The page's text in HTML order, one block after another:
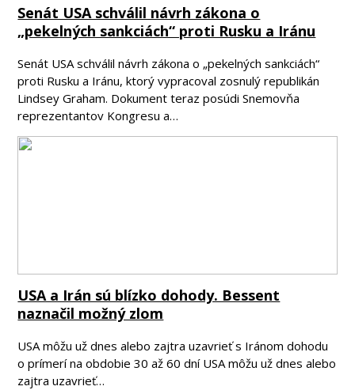
Senát USA schválil návrh zákona o
„pekelných sankciách“ proti Rusku a Iránu
Senát USA schválil návrh zákona o „pekelných sankciách“
proti Rusku a Iránu, ktorý vypracoval zosnulý republikán
Lindsey Graham. Dokument teraz posúdi Snemovňa
reprezentantov Kongresu a…
USA a Irán sú blízko dohody. Bessent
naznačil možný zlom
USA môžu už dnes alebo zajtra uzavrieť s Iránom dohodu
o prímerí na obdobie 30 až 60 dní USA môžu už dnes alebo
zajtra uzavrieť…